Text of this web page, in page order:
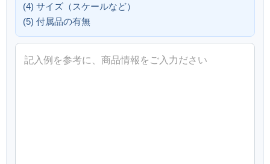
(4) サイズ（スケールなど）
(5) 付属品の有無